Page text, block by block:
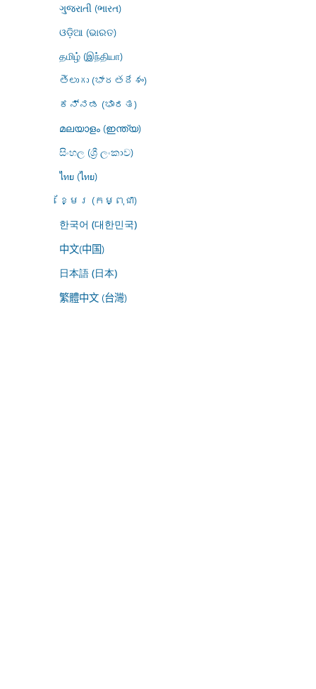
ગુજરાતી (ભારત)
ଓଡ଼ିଆ (ଭାରତ)
தமிழ் (இந்தியா)
తెలుగు (భారతదేశం)
ಕನ್ನಡ (ಭಾರತ)
മലയാളം (ഇന്ത്യ)
සිංහල (ශ්‍රී ලංකාව)
ไทย (ไทย)
ខ្មែរ (កម្ពុជា)
한국어 (대한민국)
中文(中国)
日本語 (日本)
繁體中文 (台灣)